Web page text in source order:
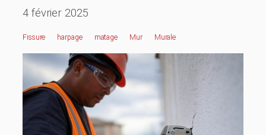
4 février 2025
Fissure Harpage Matage Mur Murale